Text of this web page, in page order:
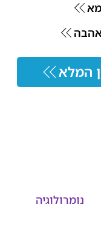
אהבה
המלא
נומרולוגיה